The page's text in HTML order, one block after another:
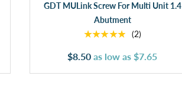
GDT MULink Screw For Multi Unit 1.4
Abutment
★★★★★ (2)
$8.50 as low as $7.65